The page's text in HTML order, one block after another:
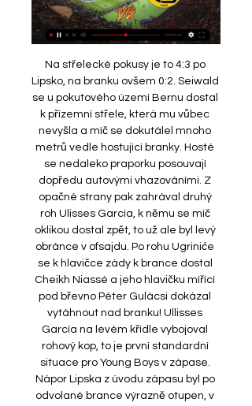
Na střelecké pokusy je to 4:3 po
Lipsko, na branku ovšem 0:2. Seiwald
se u pokutového území Bernu dostal
k přízemní střele, která mu vůbec
nevyšla a míč se dokutálel mnoho
metrů vedle hostující branky. Hosté
se nedaleko praporku posouvají
dopředu autovými vhazováními. Z
opačné strany pak zahrával druhý
roh Ulisses García, k němu se míč
oklikou dostal zpět, to už ale byl levý
obránce v ofsajdu. Po rohu Ugriniće
se k hlavičce zády k brance dostal
Cheikh Niassé a jeho hlavičku mířící
pod břevno Péter Gulácsi dokázal
vytáhnout nad branku! Ullisses
García na levém křídle vybojoval
rohový kop, to je první standardní
situace pro Young Boys v zápase.
Nápor Lipska z úvodu zápasu byl po
odvolané brance výrazně otupen, v